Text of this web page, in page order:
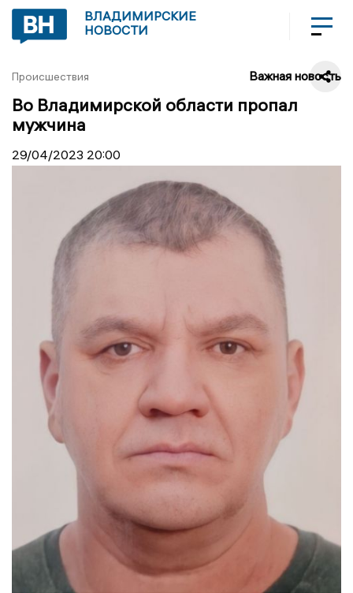
ВЛАДИМИРСКИЕ
НОВОСТИ
Происшествия Важная новость
Во Владимирской области пропал
мужчина
29/04/2023 20:00